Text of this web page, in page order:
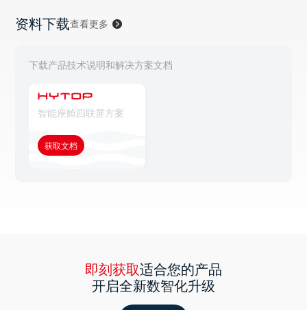
资料下载查看更多
下载产品技术说明和解决方案文档
智能座舱四联屏方案
获取文档
即刻获取适合您的产品
开启全新数智化升级